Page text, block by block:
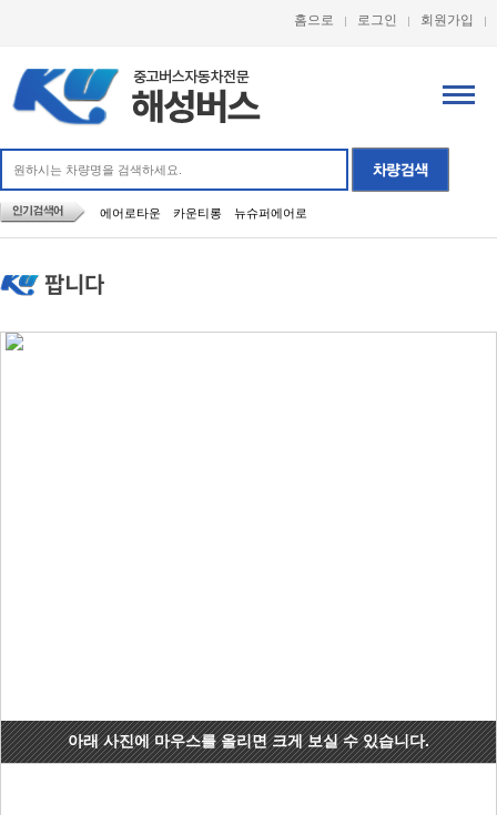
홈으로 로그인 회원가입
에어로타운 카운티롱 뉴슈퍼에어로
팝니다
아래 사진에 마우스를 올리면 크게 보실 수 있습니다.